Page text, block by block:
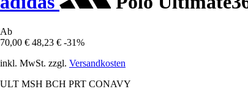
Ab
70,00 € 48,23 € -31%
inkl. MwSt. zzgl. Versandkosten
ULT MSH BCH PRT CONAVY